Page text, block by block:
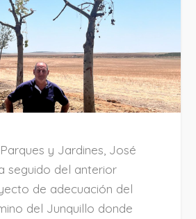
y Jardines, José
seguido del anterior
de adecuación del
del Junquillo donde